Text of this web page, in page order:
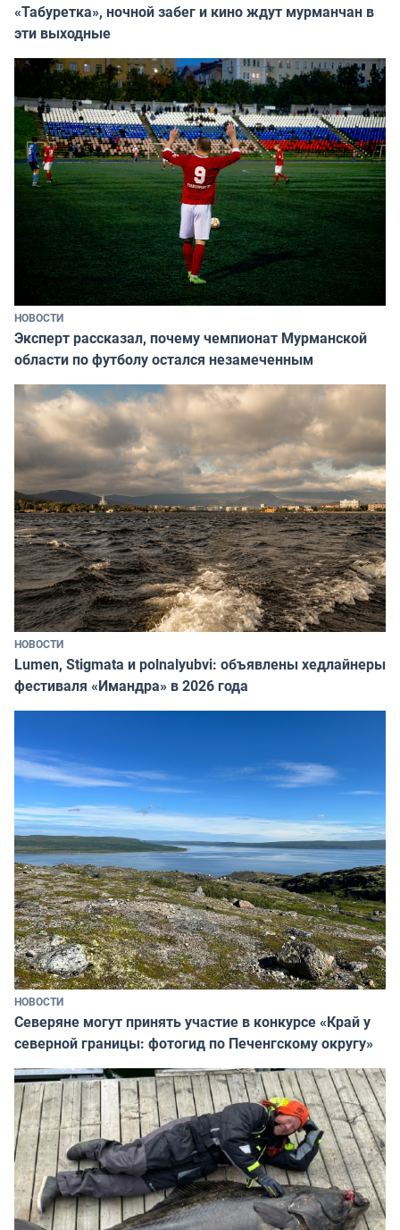
«Табуретка», ночной забег и кино ждут мурманчан в
эти выходные
НОВОСТИ
Эксперт рассказал, почему чемпионат Мурманской
области по футболу остался незамеченным
НОВОСТИ
Lumen, Stigmata и polnalyubvi: объявлены хедлайнеры
фестиваля «Имандра» в 2026 года
НОВОСТИ
Северяне могут принять участие в конкурсе «Край у
северной границы: фотогид по Печенгскому округу»